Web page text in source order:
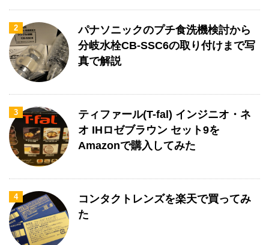
2
パナソニックのプチ食洗機検討から
分岐水栓CB-SSC6の取り付けまで写
真で解説
3
ティファール(T-fal) インジニオ・ネ
オ IHロゼブラウン セット9を
Amazonで購入してみた
4
コンタクトレンズを楽天で買ってみ
た